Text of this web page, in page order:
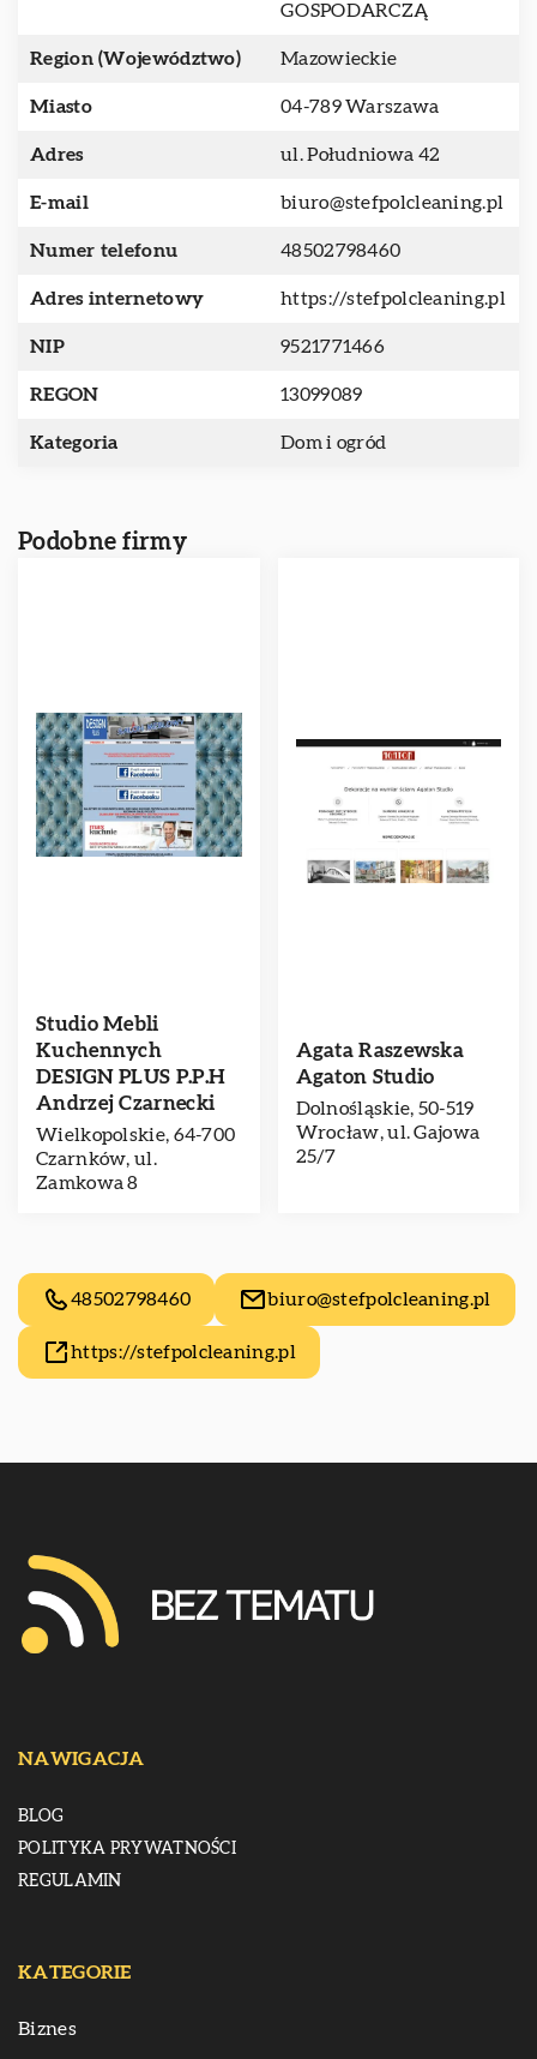
GOSPODARCZĄ
Region (Województwo) Mazowieckie
Miasto 04-789 Warszawa
Adres ul. Południowa 42
E-mail biuro@stefpolcleaning.pl
Numer telefonu 48502798460
Adres internetowy https://stefpolcleaning.pl
NIP 9521771466
REGON 13099089
Kategoria Dom i ogród
Podobne firmy
Studio Mebli
Kuchennych
DESIGN PLUS P.P.H
Andrzej Czarnecki
Wielkopolskie, 64-700
Czarnków, ul.
Zamkowa 8
Agata Raszewska
Agaton Studio
Dolnośląskie, 50-519
Wrocław, ul. Gajowa
25/7
48502798460 biuro@stefpolcleaning.pl
https://stefpolcleaning.pl
NAWIGACJA
BLOG
POLITYKA PRYWATNOŚCI
REGULAMIN
KATEGORIE
Biznes